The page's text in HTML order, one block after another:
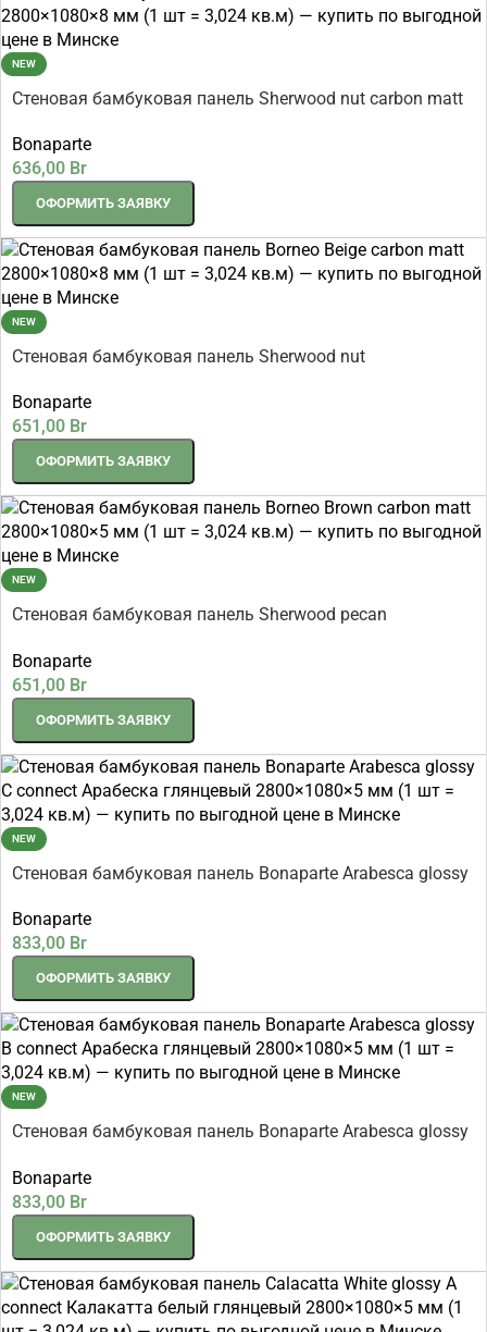
NEW
Стеновая бамбуковая панель Sherwood nut carbon matt
Bonaparte
636,00 Br
ОФОРМИТЬ ЗАЯВКУ
NEW
Стеновая бамбуковая панель Sherwood nut
Bonaparte
651,00 Br
ОФОРМИТЬ ЗАЯВКУ
NEW
Стеновая бамбуковая панель Sherwood pecan
Bonaparte
651,00 Br
ОФОРМИТЬ ЗАЯВКУ
NEW
Стеновая бамбуковая панель Bonaparte Arabesca glossy
3,024 кв.м)
Bonaparte
833,00 Br
ОФОРМИТЬ ЗАЯВКУ
NEW
Стеновая бамбуковая панель Bonaparte Arabesca glossy
3,024 кв.м)
Bonaparte
833,00 Br
ОФОРМИТЬ ЗАЯВКУ